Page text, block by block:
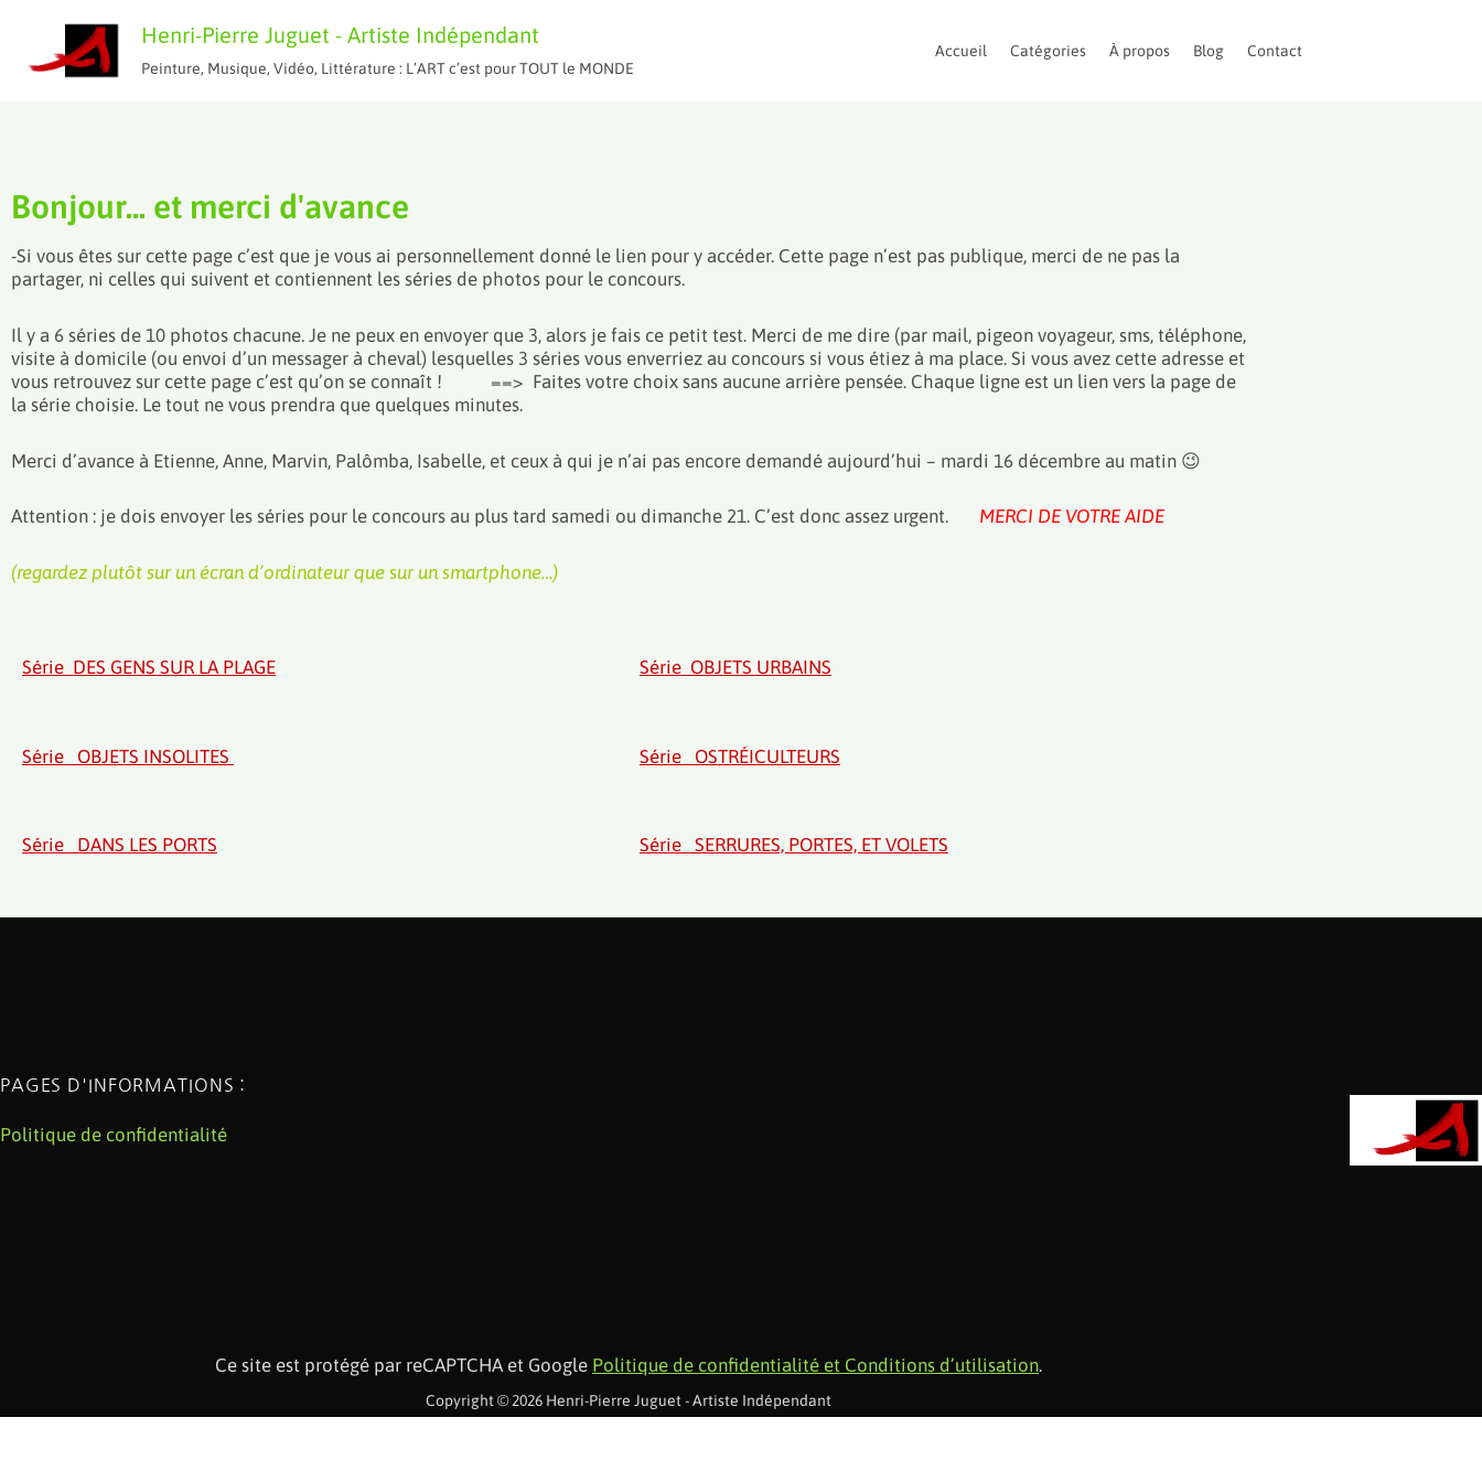
contenu
Henri-Pierre Juguet - Artiste Indépendant
Peinture, Musique, Vidéo, Littérature : L’ART c’est pour TOUT le MONDE
Accueil Catégories À propos Blog Contact
Bonjour... et merci d'avance
-Si vous êtes sur cette page c’est que je vous ai personnellement donné le lien pour y accéder. Cette page n’est pas publique, merci de ne pas la
partager, ni celles qui suivent et contiennent les séries de photos pour le concours.
Il y a 6 séries de 10 photos chacune. Je ne peux en envoyer que 3, alors je fais ce petit test. Merci de me dire (par mail, pigeon voyageur, sms, téléphone,
visite à domicile (ou envoi d’un messager à cheval) lesquelles 3 séries vous enverriez au concours si vous étiez à ma place. Si vous avez cette adresse et
vous retrouvez sur cette page c’est qu’on se connaît ! ==> Faites votre choix sans aucune arrière pensée. Chaque ligne est un lien vers la page de
la série choisie. Le tout ne vous prendra que quelques minutes.
Merci d’avance à Etienne, Anne, Marvin, Palômba, Isabelle, et ceux à qui je n’ai pas encore demandé aujourd’hui – mardi 16 décembre au matin 😉
Attention : je dois envoyer les séries pour le concours au plus tard samedi ou dimanche 21. C’est donc assez urgent. MERCI DE VOTRE AIDE
(regardez plutôt sur un écran d’ordinateur que sur un smartphone…)
Série DES GENS SUR LA PLAGE Série OBJETS URBAINS
Série OBJETS INSOLITES Série OSTRÉICULTEURS
Série DANS LES PORTS Série SERRURES, PORTES, ET VOLETS
PAGES D'INFORMATIONS :
Politique de confidentialité
Ce site est protégé par reCAPTCHA et Google Politique de confidentialité et Conditions d’utilisation.
Copyright © 2026 Henri-Pierre Juguet - Artiste Indépendant